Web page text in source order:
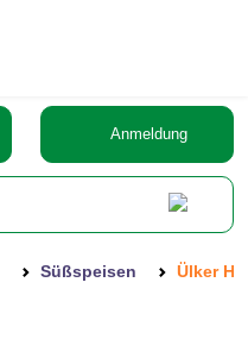
Anmeldung
Süßspeisen Ülker